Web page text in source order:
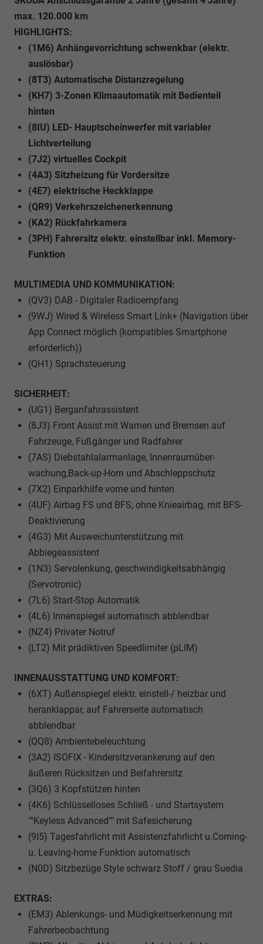
max. 120.000 km
HIGHLIGHTS:
(1M6) Anhängevorrichtung schwenkbar (elektr.
auslösbar)
(8T3) Automatische Distanzregelung
(KH7) 3-Zonen Klimaautomatik mit Bedienteil
hinten
(8IU) LED- Hauptscheinwerfer mit variabler
Lichtverteilung
(7J2) virtuelles Cockpit
(4A3) Sitzheizung für Vordersitze
(4E7) elektrische Heckklappe
(QR9) Verkehrszeichenerkennung
(KA2) Rückfahrkamera
(3PH) Fahrersitz elektr. einstellbar inkl. Memory-
Funktion
MULTIMEDIA UND KOMMUNIKATION:
(QV3) DAB - Digitaler Radioempfang
(9WJ) Wired & Wireless Smart Link+ (Navigation über
App Connect möglich (kompatibles Smartphone
erforderlich))
(QH1) Sprachsteuerung
SICHERHEIT:
(UG1) Berganfahrassistent
(8J3) Front Assist mit Warnen und Bremsen auf
Fahrzeuge, Fußgänger und Radfahrer
(7AS) Diebstahlalarmanlage, Innenraumüber-
wachung,Back-up-Horn und Abschleppschutz
(7X2) Einparkhilfe vorne und hinten
(4UF) Airbag FS und BFS, ohne Knieairbag, mit BFS-
Deaktivierung
(4G3) Mit Ausweichunterstützung mit
Abbiegeassistent
(1N3) Servolenkung, geschwindigkeitsabhängig
(Servotronic)
(7L6) Start-Stop Automatik
(4L6) Innenspiegel automatisch abblendbar
(NZ4) Privater Notruf
(LT2) Mit prädiktiven Speedlimiter (pLIM)
INNENAUSSTATTUNG UND KOMFORT:
(6XT) Außenspiegel elektr. einstell-/ heizbar und
heranklappar, auf Fahrerseite automatisch
abblendbar
(QQ8) Ambientebeleuchtung
(3A2) ISOFIX - Kindersitzverankerung auf den
äußeren Rücksitzen und Beifahrersitz
(3Q6) 3 Kopfstützen hinten
(4K6) Schlüsselloses Schließ - und Startsystem
""Keyless Advanced"" mit Safesicherung
(9I5) Tagesfahrlicht mit Assistenzfahrlicht u.Coming-
u. Leaving-home Funktion automatisch
(N0D) Sitzbezüge Style schwarz Stoff / grau Suedia
EXTRAS:
(EM3) Ablenkungs- und Müdigkeitserkennung mit
Fahrerbeobachtung